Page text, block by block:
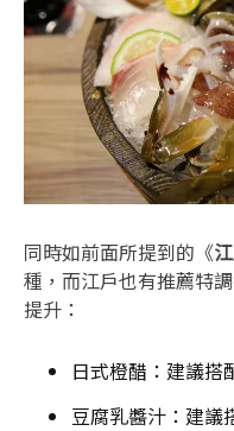
同時如前面所提到的《
種，而江戶也有推薦特
提升：
日式橙醋：建議搭
豆腐乳醬汁：建議